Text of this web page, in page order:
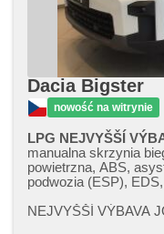
Dacia Bigster
nowość na witrynie
LPG NEJVYŠŠÍ
manualna skrzynia
powietrzna, ABS,
podwozia (ESP),
kopce (HSA),
NEJVYŠŠÍ VÝBAVA